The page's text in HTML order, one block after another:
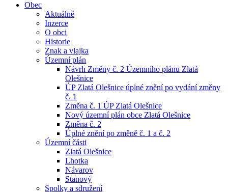
Obec
Aktuálně
Inzerce
O obci
Historie
Znak a vlajka
Územní plán
Návrh Změny č. 2 Územního plánu Zlatá
Olešnice
ÚP Zlatá Olešnice úplné znění po vydání změny
č. 1
Změna č. 1 ÚP Zlatá Olešnice
Nový územní plán obce Zlatá Olešnice
Změna č. 2
Úplné znění po změně č. 1 a č. 2
Územní části
Zlatá Olešnice
Lhotka
Návarov
Stanový
Spolky a sdružení